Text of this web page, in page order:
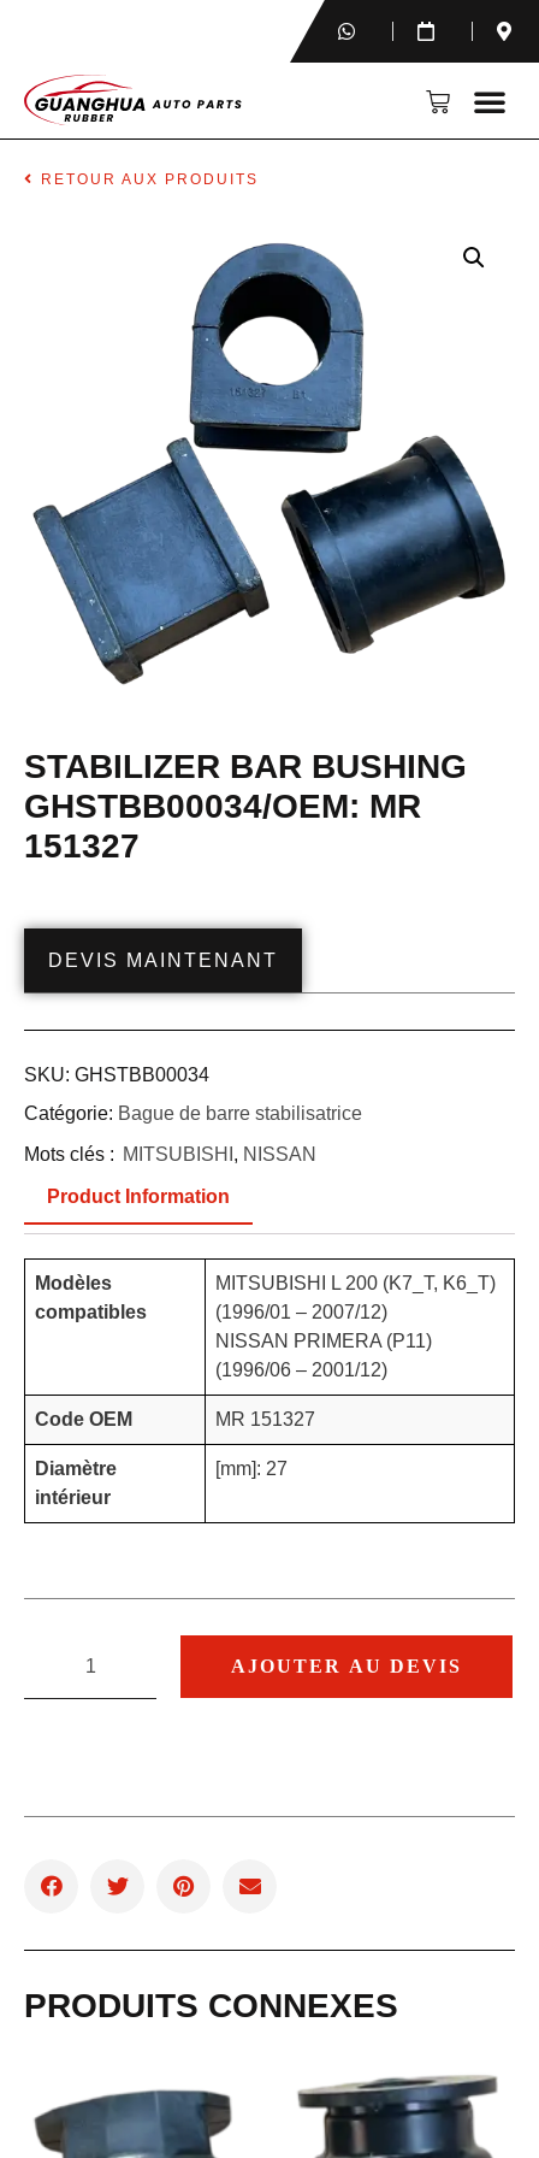
RETOUR AUX PRODUITS
STABILIZER BAR BUSHING
GHSTBB00034/OEM: MR
151327
DEVIS MAINTENANT
SKU: GHSTBB00034
Catégorie: Bague de barre stabilisatrice
Mots clés : MITSUBISHI , NISSAN
Product Information
Modèles
compatibles
MITSUBISHI L 200 (K7_T, K6_T)
(1996/01 – 2007/12)
NISSAN PRIMERA (P11)
(1996/06 – 2001/12)
Code OEM MR 151327
Diamètre
intérieur
[mm]: 27
AJOUTER AU DEVIS
PRODUITS CONNEXES